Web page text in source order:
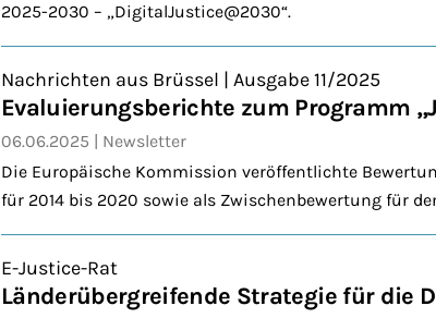
2025-2030 – „DigitalJustice@2030“.
Nachrichten aus Brüssel | Ausgabe 11/2025
Evaluierungsberichte zum Programm
06.06.2025
Newsletter
Die Europäische Kommission veröffentlichte
für 2014 bis 2020 sowie als Zwischenbewertung für
E-Justice-Rat
Länderübergreifende Strategie für die